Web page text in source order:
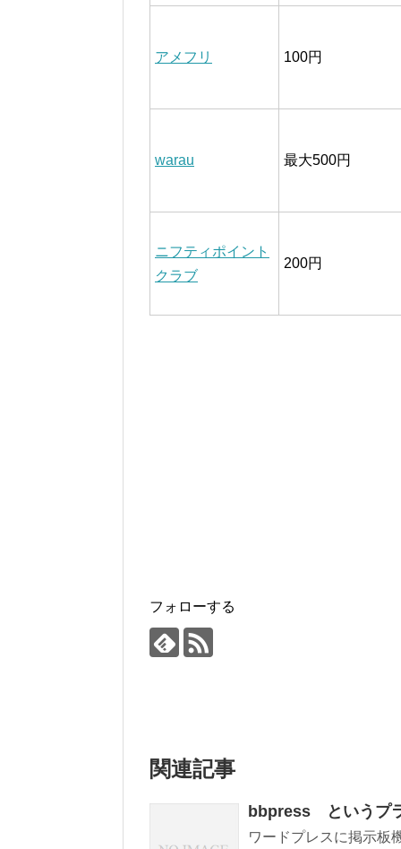
アメフリ 100円
warau 最大500円
ニフティポイント
クラブ
200円
フォローする
関連記事
bbpress というプ
ワードプレスに掲示板